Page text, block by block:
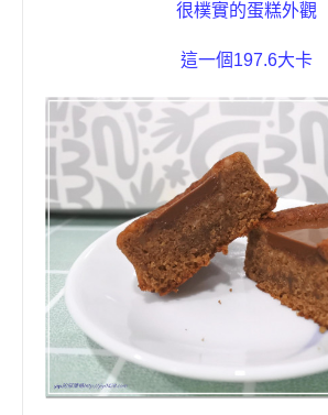
很樸實的蛋糕外觀
這一個197.6大卡